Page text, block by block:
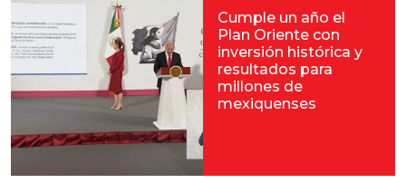
Cumple un año el
Plan Oriente con
inversión histórica y
resultados para
millones de
mexiquenses